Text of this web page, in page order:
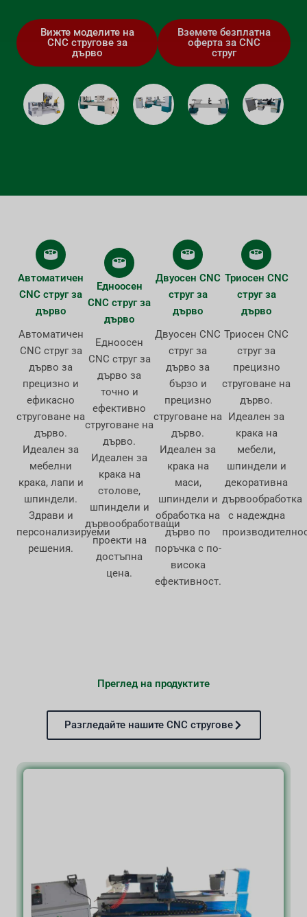
Вижте моделите на
CNC стругове за
дърво
Вземете безплатна
оферта за CNC
струг
Автоматичен
CNC струг за
дърво
Автоматичен
CNC струг за
дърво за
прецизно и
ефикасно
струговане на
дърво.
Идеален за
мебелни
крака, лапи и
шпиндели.
Здрави и
персонализируеми
решения.
Едноосен
CNC струг за
дърво
Едноосен
CNC струг за
дърво за
точно и
ефективно
струговане на
дърво.
Идеален за
крака на
столове,
шпиндели и
дървообработващи
проекти на
достъпна
цена.
Двуосен CNC
струг за
дърво
Двуосен CNC
струг за
дърво за
бързо и
прецизно
струговане на
дърво.
Идеален за
крака на
маси,
шпиндели и
обработка на
дърво по
поръчка с по-
висока
ефективност.
Триосен CNC
струг за
дърво
Триосен CNC
струг за
прецизно
струговане на
дърво.
Идеален за
крака на
мебели,
шпиндели и
декоративна
дървообработка
с надеждна
Преглед на продуктите
Разгледайте нашите CNC стругове